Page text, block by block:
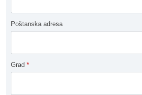
Poštanska adresa
Grad *